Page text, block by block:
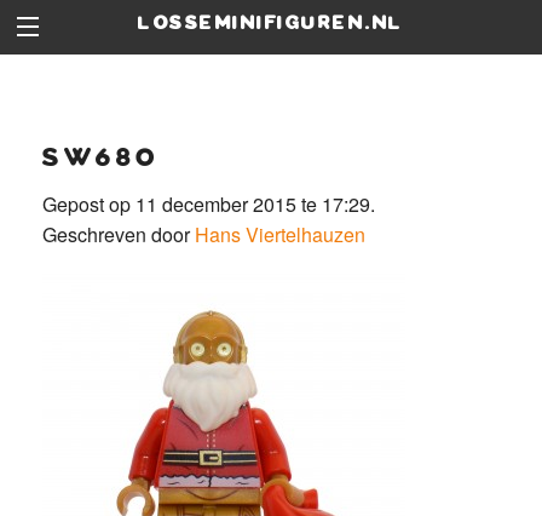
losseminifiguren.nl
sw680
Gepost op 11 december 2015 te 17:29.
Geschreven doorHans Viertelhauzen